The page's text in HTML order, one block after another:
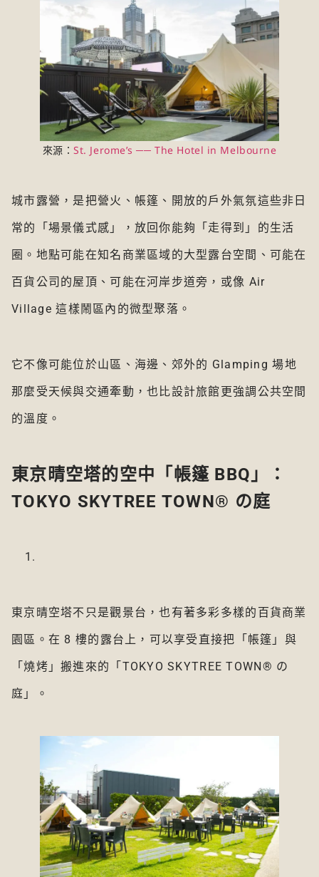
來源：St. Jerome’s ── The Hotel in Melbourne
城市露營，是把營火、帳篷、開放的戶外氣氛這些非日
常的「場景儀式感」，放回你能夠「走得到」的生活
圈。地點可能在知名商業區域的大型露台空間、可能在
百貨公司的屋頂、可能在河岸步道旁，或像 Air
Village 這樣鬧區內的微型聚落。
它不像可能位於山區、海邊、郊外的 Glamping 場地
那麼受天候與交通牽動，也比設計旅館更強調公共空間
的溫度。
東京晴空塔的空中「帳篷 BBQ」：
TOKYO SKYTREE TOWN® の庭
東京晴空塔不只是觀景台，也有著多彩多樣的百貨商業
園區。在 8 樓的露台上，可以享受直接把「帳篷」與
「燒烤」搬進來的「TOKYO SKYTREE TOWN® の
庭」。